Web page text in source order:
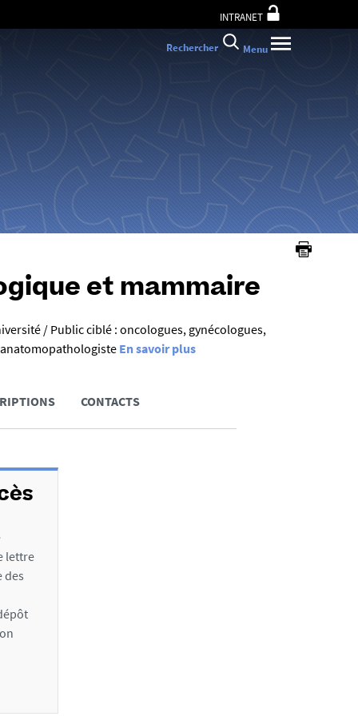
INTRANET
Rechercher Menu
et mammaire
/ Public ciblé : oncologues, gynécologues,
En savoir plus
CONTACTS
lettre
des